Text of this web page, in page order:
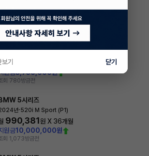
지원금3,000,000원
조회 345 방금전
5시리즈
·
773,100
원금3,750,000원
회 780방금전
BMW 5시리즈
년·520i M Sport (P1)
990,381원 X 36개월
원금10,000,000원
회 1,073방금전
보기 닫기